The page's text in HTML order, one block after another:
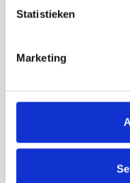
Statistieken
Marketing